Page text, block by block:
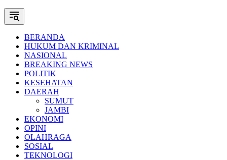
BERANDA
HUKUM DAN KRIMINAL
NASIONAL
BREAKING NEWS
POLITIK
KESEHATAN
DAERAH
SUMUT
JAMBI
EKONOMI
OPINI
OLAHRAGA
SOSIAL
TEKNOLOGI